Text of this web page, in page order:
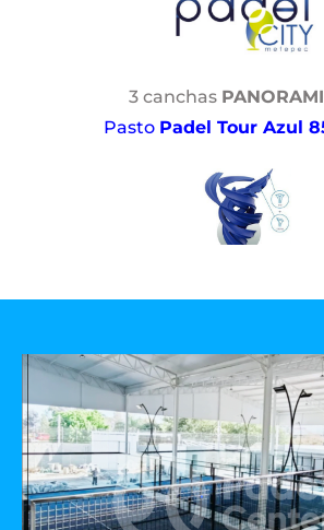
3 canchas
Pasto Padel Tour Azul